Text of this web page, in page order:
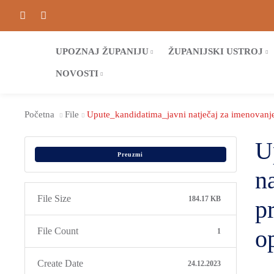
UPOZNAJ ŽUPANIJU ŽUPANIJSKI USTROJ
NOVOSTI
Početna File Upute_kandidatima_javni natječaj za
Preuzmi
File Size 184.17 KB
File Count 1
Create Date 24.12.2023